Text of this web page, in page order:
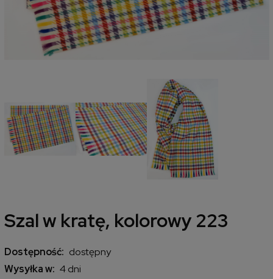
Szal w kratę, kolorowy 223
Dostępność: dostępny
Wysyłka w: 4 dni